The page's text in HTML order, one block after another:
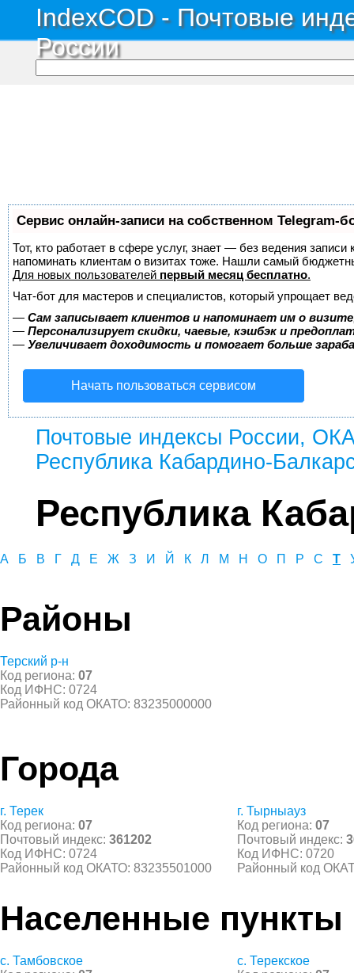
IndexCOD - Почтовые
России
Сервис онлайн-записи на собственном Telegram-
Тот, кто работает в сфере услуг, знает — без ведения
напоминать клиентам о визитах тоже. Нашли самый
Для новых пользователей первый месяц бесплатно.
Чат-бот для мастеров и специалистов, который упрощает
— Сам записывает клиентов и напоминает им о
— Персонализирует скидки, чаевые, кэшбэк и
— Увеличивает доходимость и помогает больше
Начать пользоваться сервисом
Почтовые индексы России,
Республика Кабардино-
Республика
А Б В Г Д Е Ж З И Й К Л М Н О П Р С Т
Районы
Терский р-н
Код региона: 07
Код ИФНС: 0724
Районный код ОКАТО: 83235000000
Города
г. Терек
Код региона: 07
Почтовый индекс: 361202
Код ИФНС: 0724
Районный код ОКАТО: 83235501000
г. Тырныауз
Код региона: 07
Почтовый индекс:
Код ИФНС: 0720
Районный код
Населенные пункты
с. Тамбовское
с. Терекское